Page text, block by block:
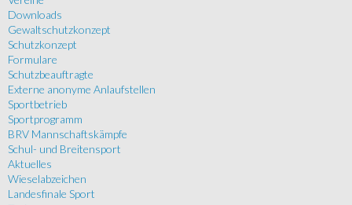
Downloads
Gewaltschutzkonzept
Schutzkonzept
Formulare
Schutzbeauftragte
Externe anonyme Anlaufstellen
Sportbetrieb
Sportprogramm
BRV Mannschaftskämpfe
Schul- und Breitensport
Aktuelles
Wieselabzeichen
Landesfinale Sport